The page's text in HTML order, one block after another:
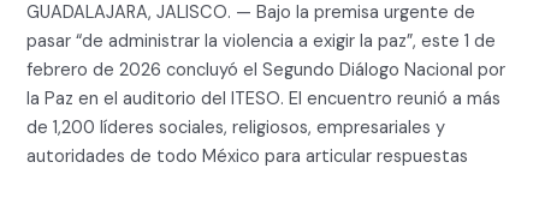
GUADALAJARA, JALISCO. — Bajo la premisa urgente de
pasar “de administrar la violencia a exigir la paz”, este 1 de
febrero de 2026 concluyó el Segundo Diálogo Nacional por
la Paz en el auditorio del ITESO. El encuentro reunió a más
de 1,200 líderes sociales, religiosos, empresariales y
autoridades de todo México para articular respuestas